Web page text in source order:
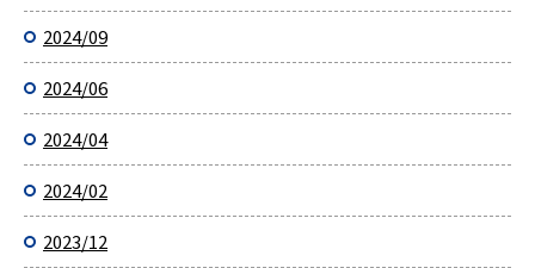
2024/09
2024/06
2024/04
2024/02
2023/12